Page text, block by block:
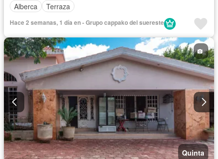
Alberca
Terraza
Hace 2 semanas, 1 día en - Grupo cappako del suereste
Quinta